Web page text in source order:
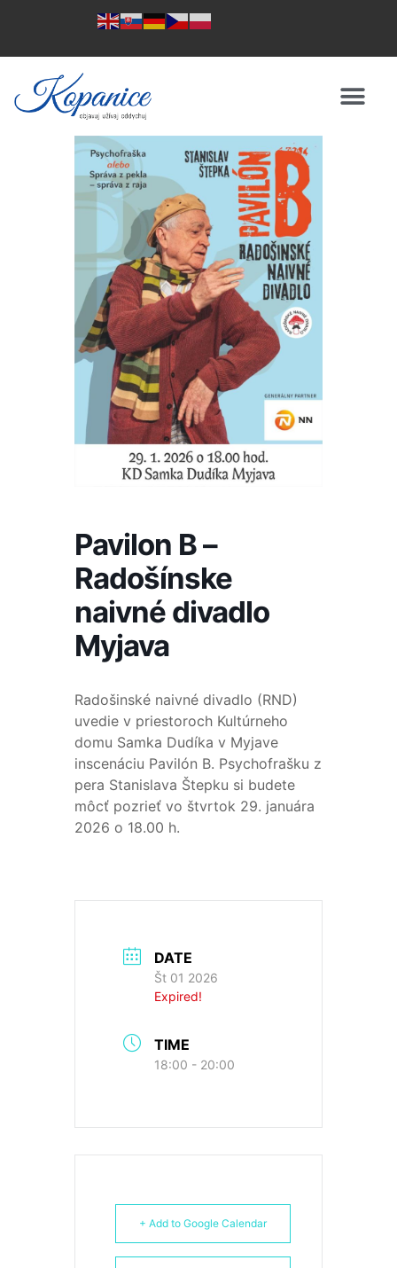
Pavilon B –
Radošínske
naivné divadlo
Myjava
Radošinské naivné divadlo (RND)
uvedie v priestoroch Kultúrneho
domu Samka Dudíka v Myjave
inscenáciu Pavilón B. Psychofrašku z
pera Stanislava Štepku si budete
môcť pozrieť vo štvrtok 29. januára
2026 o 18.00 h.
DATE
Št 01 2026
Expired!
TIME
18:00 - 20:00
+ Add to Google Calendar